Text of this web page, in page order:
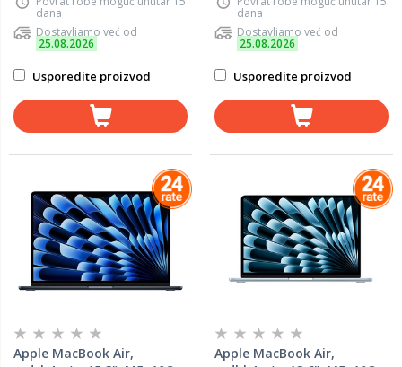
dana
Dostavljamo već od
25.08.2026
Usporedite proizvod
dana
Dostavljamo već od
25.08.2026
Usporedite proizvod
Apple MacBook Air,
Apple MacBook Air,